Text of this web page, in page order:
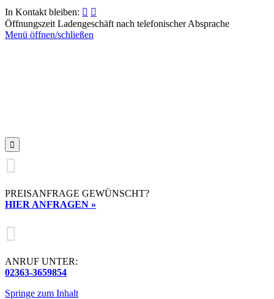
In Kontakt bleiben:  
Öffnungszeit Ladengeschäft nach telefonischer Absprache
Menü öffnen/schließen


PREISANFRAGE GEWÜNSCHT?
HIER ANFRAGEN »

ANRUF UNTER:
02363-3659854
Springe zum Inhalt